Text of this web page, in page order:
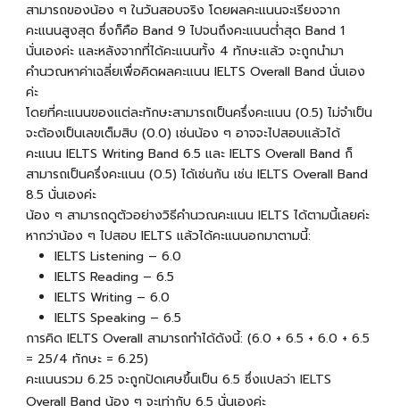
สามารถของน้อง ๆ ในวันสอบจริง โดยผลคะแนนจะเรียงจาก
คะแนนสูงสุด ซึ่งก็คือ Band 9 ไปจนถึงคะแนนต่ำสุด Band 1
นั่นเองค่ะ และหลังจากที่ได้คะแนนทั้ง 4 ทักษะแล้ว จะถูกนำมา
คำนวณหาค่าเฉลี่ยเพื่อคิดผลคะแนน IELTS Overall Band นั่นเอง
ค่ะ
โดยที่คะแนนของแต่ละทักษะสามารถเป็นครึ่งคะแนน (0.5) ไม่จำเป็น
จะต้องเป็นเลขเต็มสิบ (0.0) เช่นน้อง ๆ อาจจะไปสอบแล้วได้
คะแนน IELTS Writing Band 6.5 และ IELTS Overall Band ก็
สามารถเป็นครึ่งคะแนน (0.5) ได้เช่นกัน เช่น IELTS Overall Band
8.5 นั่นเองค่ะ
น้อง ๆ สามารถดูตัวอย่างวิธีคำนวณคะแนน IELTS ได้ตามนี้เลยค่ะ
หากว่าน้อง ๆ ไปสอบ IELTS แล้วได้คะแนนอกมาตามนี้:
IELTS Listening – 6.0
IELTS Reading – 6.5
IELTS Writing – 6.0
IELTS Speaking – 6.5
การคิด IELTS Overall สามารถทำได้ดังนี้: (6.0 + 6.5 + 6.0 + 6.5
= 25/4 ทักษะ = 6.25)
คะแนนรวม 6.25 จะถูกปัดเศษขึ้นเป็น 6.5 ซึ่งแปลว่า IELTS
Overall Band น้อง ๆ จะเท่ากับ 6.5 นั่นเองค่ะ